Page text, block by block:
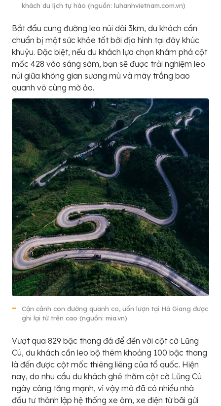
khách du lịch tự hào (nguồn: luhanhvietnam.com.vn)
Bắt đầu cung đường leo núi dài 3km, du khách cần
chuẩn bị một sức khỏe tốt bởi địa hình tại đây khúc
khuỷu. Đặc biệt, nếu du khách lựa chọn khám phá cột
mốc 428 vào sáng sớm, bạn sẽ được trải nghiệm leo
núi giữa không gian sương mù và mây trắng bao
quanh vô cùng mờ ảo.
Cận cảnh con đường quanh co, uốn lượn tại Hà Giang được
ghi lại từ trên cao (nguồn: mia.vn)
Vượt qua 829 bậc thang đá để đến với cột cờ Lũng
Cú, du khách cần leo bộ thêm khoảng 100 bậc thang
là đến được cột mốc thiêng liêng của tổ quốc. Hiện
nay, do nhu cầu du khách ghé thăm cột cờ Lũng Cú
ngày càng tăng mạnh, vì vậy mà đã có nhiều nhà
đầu tư thành lập hệ thống xe ôm, xe điện từ bãi gửi